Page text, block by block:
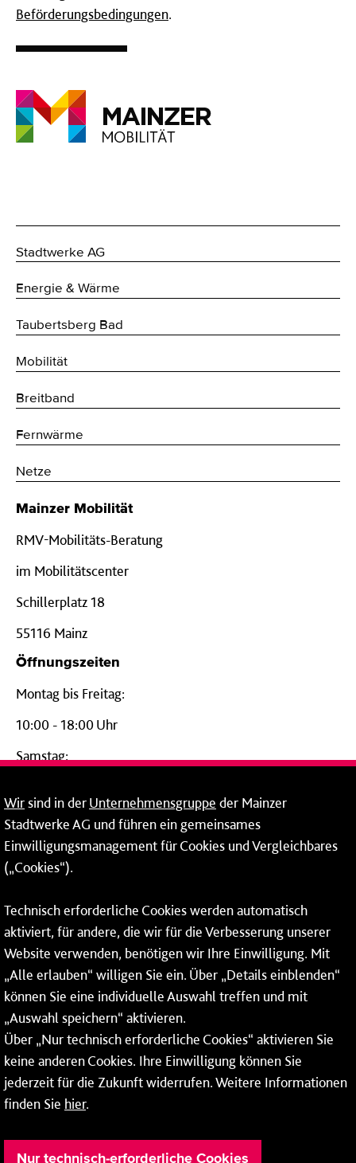
Beförderungsbedingungen.
Stadtwerke AG
Energie & Wärme
Taubertsberg Bad
Mobilität
Breitband
Fernwärme
Netze
Mainzer Mobilität
RMV-Mobilitäts-Beratung
im Mobilitätscenter
Schillerplatz 18
55116 Mainz
Öffnungszeiten
Montag bis Freitag:
10:00 - 18:00 Uhr
Samstag:
24-Stunden-Telefon*
06131 – 12 77 77
Fax: 06131 – 12 66 66
* Montags bis freitags bis 7 und ab 18 Uhr sowie an
Wochenenden und Feiertagen ganztags werden Ihre
Anrufe je nach Themenauswahl an ein Callcenter des
RMV oder von nextbike weitergeleitet. Dort erhalten Sie
ausschließlich Auskünfte zum Fahrplan bzw. zu
meinRad.
Wirsind in derUnternehmensgruppe der Mainzer
Stadtwerke AG und führen ein gemeinsames
Einwilligungsmanagement für Cookies und Vergleichbares
(„Cookies“).
Technisch erforderliche Cookies werden automatisch
aktiviert, für andere, die wir für die Verbesserung unserer
Website verwenden, benötigen wir Ihre Einwilligung. Mit
„Alle erlauben“ willigen Sie ein. Über „Details einblenden“
können Sie eine individuelle Auswahl treffen und mit
„Auswahl speichern“ aktivieren.
Über „Nur technisch erforderliche Cookies“ aktivieren Sie
keine anderen Cookies. Ihre Einwilligung können Sie
jederzeit für die Zukunft widerrufen. Weitere Informationen
finden Sie hier.
Nur technisch-erforderliche Cookies